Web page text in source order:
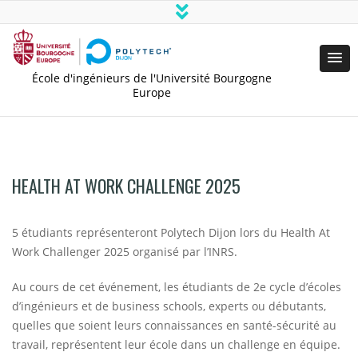
École d'ingénieurs de l'Université Bourgogne
Europe
HEALTH AT WORK CHALLENGE 2025
5 étudiants représenteront Polytech Dijon lors du Health At
Work Challenger 2025 organisé par l’INRS.
Au cours de cet événement, les étudiants de 2e cycle d’écoles
d’ingénieurs et de business schools, experts ou débutants,
quelles que soient leurs connaissances en santé-sécurité au
travail, représentent leur école dans un challenge en équipe.